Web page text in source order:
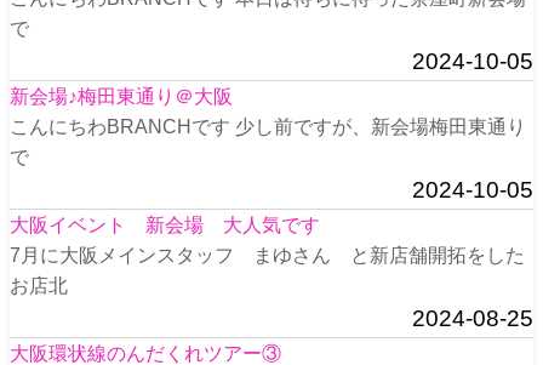
で
2024-10-05
新会場♪梅田東通り＠大阪
こんにちわBRANCHです 少し前ですが、新会場梅田東通り
で
2024-10-05
大阪イベント 新会場 大人気です
7月に大阪メインスタッフ まゆさん と新店舗開拓をした
お店北
2024-08-25
大阪環状線のんだくれツアー③